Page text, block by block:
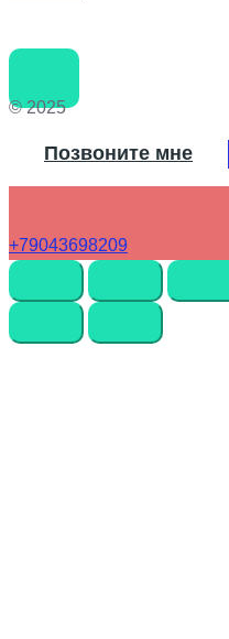
© 2025
Позвоните мне
+79043698209